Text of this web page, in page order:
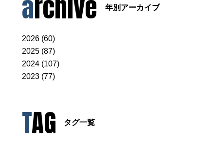
archive 年別アーカイブ
2026 (60)
2025 (87)
2024 (107)
2023 (77)
TAG タグ一覧